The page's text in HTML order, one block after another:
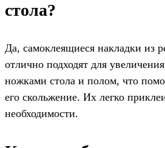
стола?
Да, самоклеящиеся накладки из
отлично подходят для
ножками стола и полом, что
его скольжение. Их легко
необходимости.